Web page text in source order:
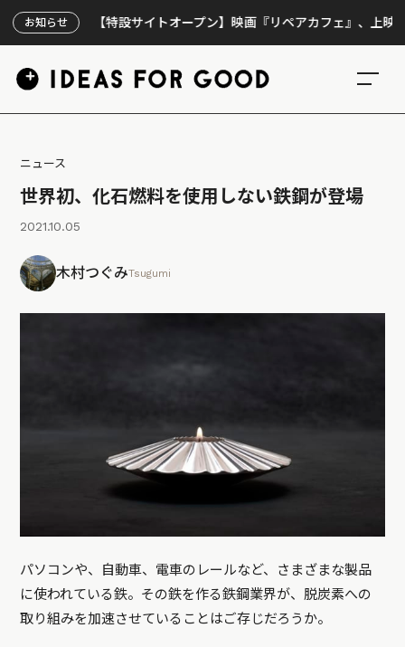
お知らせ
【特設サイトオープン】映画『リペアカフェ』、上映300回の
ニュース
世界初、化石燃料を使用しない鉄鋼が登場
2021.10.05
木村つぐみTsugumi
パソコンや、自動車、電車のレールなど、さまざまな製品
に使われている鉄。その鉄を作る鉄鋼業界が、脱炭素への
取り組みを加速させていることはご存じだろうか。